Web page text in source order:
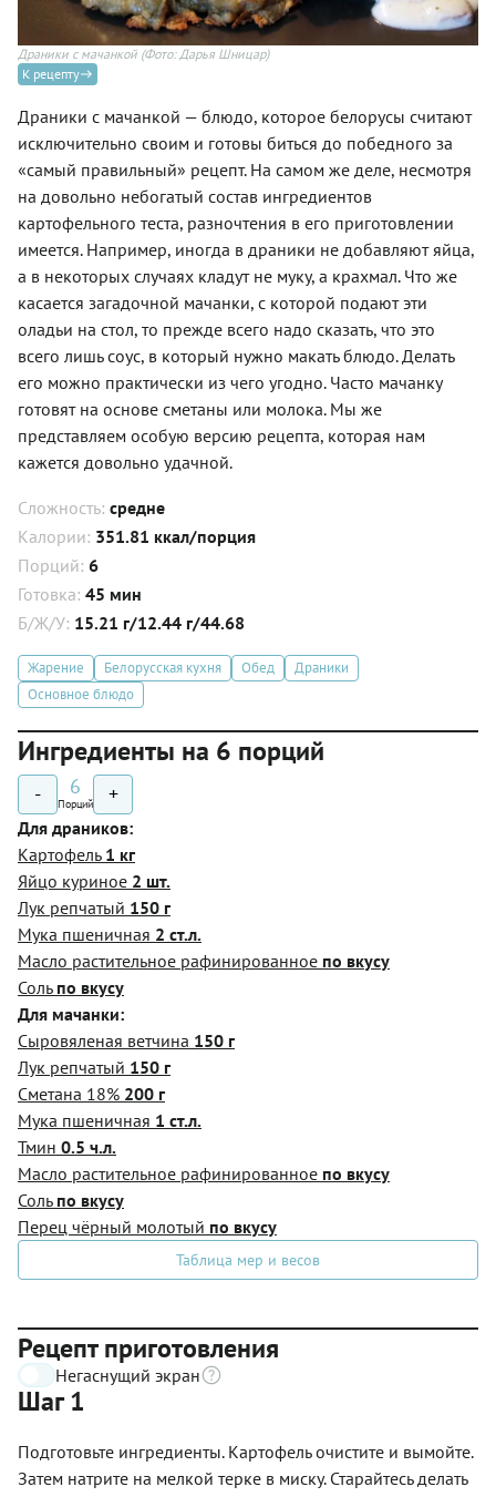
Драники с мачанкой (Фото: Дарья Шницар)
К рецепту
Драники с мачанкой — блюдо, которое белорусы считают
исключительно своим и готовы биться до победного за
«самый правильный» рецепт. На самом же деле, несмотря
на довольно небогатый состав ингредиентов
картофельного теста, разночтения в его приготовлении
имеется. Например, иногда в драники не добавляют яйца,
а в некоторых случаях кладут не муку, а крахмал. Что же
касается загадочной мачанки, с которой подают эти
оладьи на стол, то прежде всего надо сказать, что это
всего лишь соус, в который нужно макать блюдо. Делать
его можно практически из чего угодно. Часто мачанку
готовят на основе сметаны или молока. Мы же
представляем особую версию рецепта, которая нам
кажется довольно удачной.
Сложность: средне
Калории: 351.81 ккал/порция
Порций: 6
Готовка: 45 мин
Б/Ж/У: 15.21 г/12.44 г/44.68
Жарение Белорусская кухня Обед
Драники
Основное блюдо
Ингредиенты на 6 порций
- 6
Порций +
Для драников:
Картофель 1 кг
Яйцо куриное 2 шт.
Лук репчатый 150 г
Мука пшеничная 2 ст.л.
Масло растительное рафинированное по вкусу
Соль по вкусу
Для мачанки:
Сыровяленая ветчина 150 г
Лук репчатый 150 г
Сметана 18% 200 г
Мука пшеничная 1 ст.л.
Тмин 0.5 ч.л.
Масло растительное рафинированное по вкусу
Соль по вкусу
Перец чёрный молотый по вкусу
Таблица мер и весов
Рецепт приготовления
Негаснущий экран
Шаг 1
Подготовьте ингредиенты. Картофель очистите и вымойте.
Затем натрите на мелкой терке в миску. Старайтесь делать